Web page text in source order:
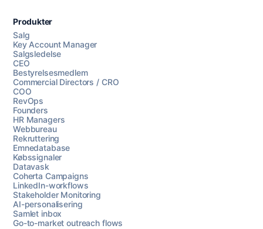
Produkter
Salg
Key Account Manager
Salgsledelse
CEO
Bestyrelsesmedlem
Commercial Directors / CRO
COO
RevOps
Founders
HR Managers
Webbureau
Rekruttering
Emnedatabase
Købssignaler
Datavask
Coherta Campaigns
LinkedIn-workflows
Stakeholder Monitoring
AI-personalisering
Samlet inbox
Go-to-market outreach flows